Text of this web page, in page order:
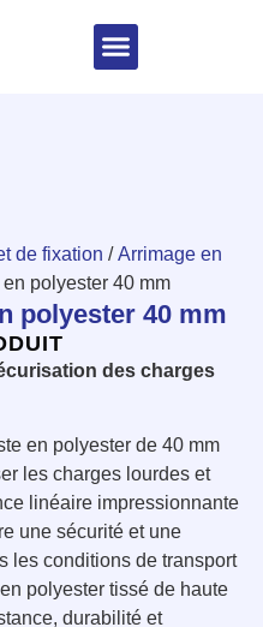
de fixation /Arrimage en
polyester 40 mm
polyester 40 mm
des charges
en polyester de 40 mm
les charges lourdes et
linéaire impressionnante
une sécurité et une
les conditions de transport
polyester tissé de haute
durabilité et